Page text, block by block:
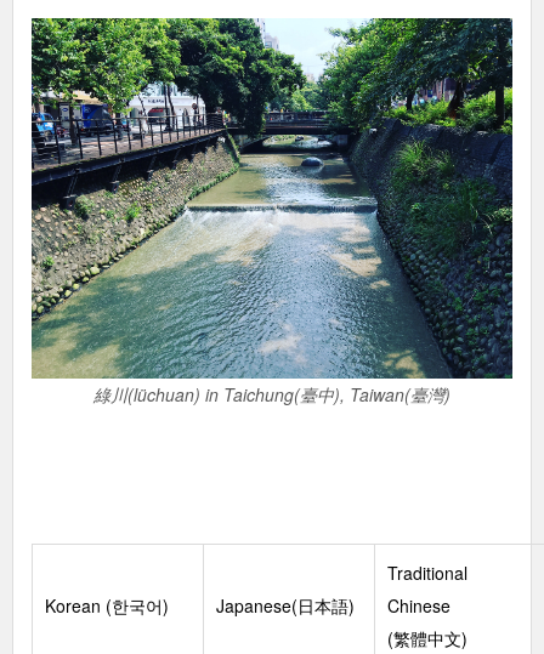
綠川(lüchuan) in Taichung(臺中), Taiwan(臺灣)
Korean (한국어) Japanese(日本語)
Traditional
Chinese
(繁體中文)